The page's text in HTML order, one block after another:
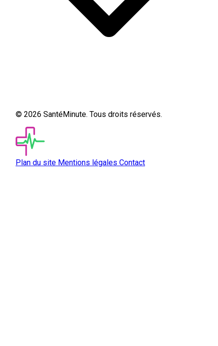
© 2026 SantéMinute. Tous droits réservés.
Plan du site Mentions légales Contact